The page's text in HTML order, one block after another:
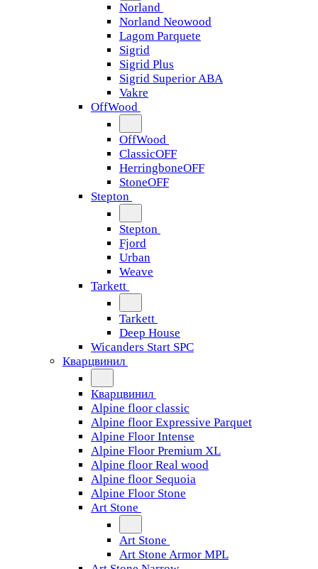
Norland
Norland Neowood
Lagom Parquete
Sigrid
Sigrid Plus
Sigrid Superior ABA
Vakre
OffWood
OffWood
ClassicOFF
HerringboneOFF
StoneOFF
Stepton
Stepton
Fjord
Urban
Weave
Tarkett
Tarkett
Deep House
Wicanders Start SPC
Кварцвинил
Кварцвинил
Alpine floor classic
Alpine floor Expressive Parquet
Alpine Floor Intense
Alpine Floor Premium XL
Alpine floor Real wood
Alpine floor Sequoia
Alpine Floor Stone
Art Stone
Art Stone
Art Stone Armor MPL